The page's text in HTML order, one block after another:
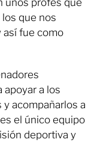
unos profes que
que nos
así fue como
a los
acompañarlos a
el único equipo
deportiva y